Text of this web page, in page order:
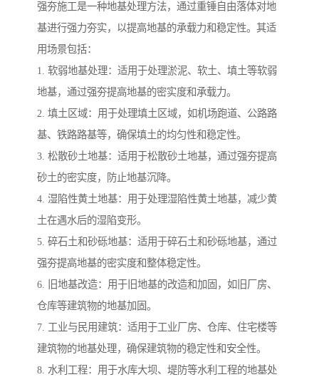
强夯施工是一种地基处理方法，通过重锤自由落体对地
基进行强力夯实，以提高地基的承载力和稳定性。其适
用场景包括：
1. 软弱地基处理：适用于处理淤泥、软土、填土等软弱
地基，通过强夯提高地基的密实度和承载力。
2. 填土区域：用于处理填土区域，如机场跑道、公路路
基、铁路路基等，确保填土的均匀性和稳定性。
3. 松散砂土地基：适用于松散砂土地基，通过强夯提高
砂土的密实度，防止地基沉降。
4. 湿陷性黄土地基：用于处理湿陷性黄土地基，减少黄
土在遇水后的湿陷变形。
5. 碎石土和砂砾地基：适用于碎石土和砂砾地基，通过
强夯提高地基的密实度和整体稳定性。
6. 旧地基改造：用于旧地基的改造和加固，如旧厂房、
仓库等建筑物的地基加固。
7. 工业与民用建筑：适用于工业厂房、仓库、住宅楼等
建筑物的地基处理，确保建筑物的稳定性和安全性。
8. 水利工程：用于水库大坝、堤防等水利工程的地基处